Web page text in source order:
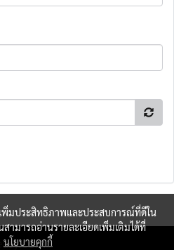
พิ่มประสิทธิภาพและประสบการณ์ที่ดีใน
ามารถอ่านรายละเอียดเพิ่มเติมได้ที่
นโยบายคุกกี้